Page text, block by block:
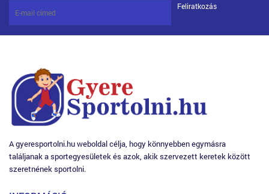
Feliratkozás
A gyeresportolni.hu weboldal célja, hogy könnyebben egymásra
találjanak a sportegyesületek és azok, akik szervezett keretek között
szeretnének sportolni.